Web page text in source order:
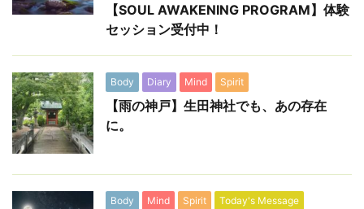
【SOUL AWAKENING PROGRAM】体験
セッション受付中！
Body Diary Mind Spirit
【雨の神戸】生田神社でも、あの存在
に。
Body Mind Spirit
Today's Message